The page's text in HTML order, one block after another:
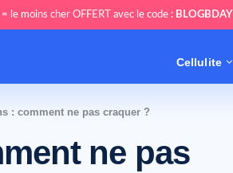
le moins cher OFFERT avec le code : BLOGBDAY
Cellulite
: comment ne pas craquer ?
ne pas